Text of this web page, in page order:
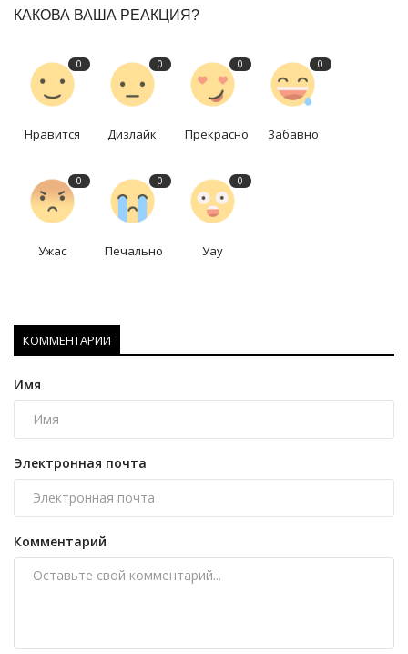
КАКОВА ВАША РЕАКЦИЯ?
0
Нравится
0
Дизлайк
0
Прекрасно
0
Забавно
0
Ужас
0
Печально
0
Уау
КОММЕНТАРИИ
Имя
Электронная почта
Комментарий